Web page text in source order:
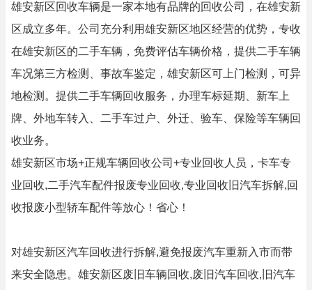
雄安新区回收车辆是一家本地有品牌的回收公司，在雄安新
区成立多年。公司充分利用雄安新区地区经营的优势，专收
在雄安新区的二手车辆，免费评估车辆价格，提供二手车辆
车况第三方检测、事故车鉴定，雄安新区可上门检测，可异
地检测。提供二手车辆回收服务，办理车标延期、新车上
牌、外地车转入、二手车过户、外迁、验车、保险等车辆回
收业务。
雄安新区市场+正规车辆回收公司+专业回收人员，卡车专
业回收,二手汽车配件报废专业回收,专业回收旧汽车拆解,回
收报废小型轿车配件等放心！省心！
对雄安新区汽车回收进行拆解,避免报废汽车重新入市而带
来安全隐患。雄安新区废旧车辆回收,废旧汽车回收,旧汽车